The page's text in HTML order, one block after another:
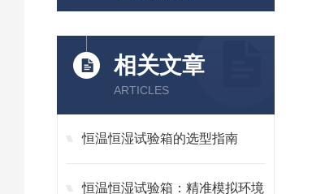
相关文章
ARTICLES
恒温恒湿试验箱的选型指南
恒温恒湿试验箱：精准模拟环境